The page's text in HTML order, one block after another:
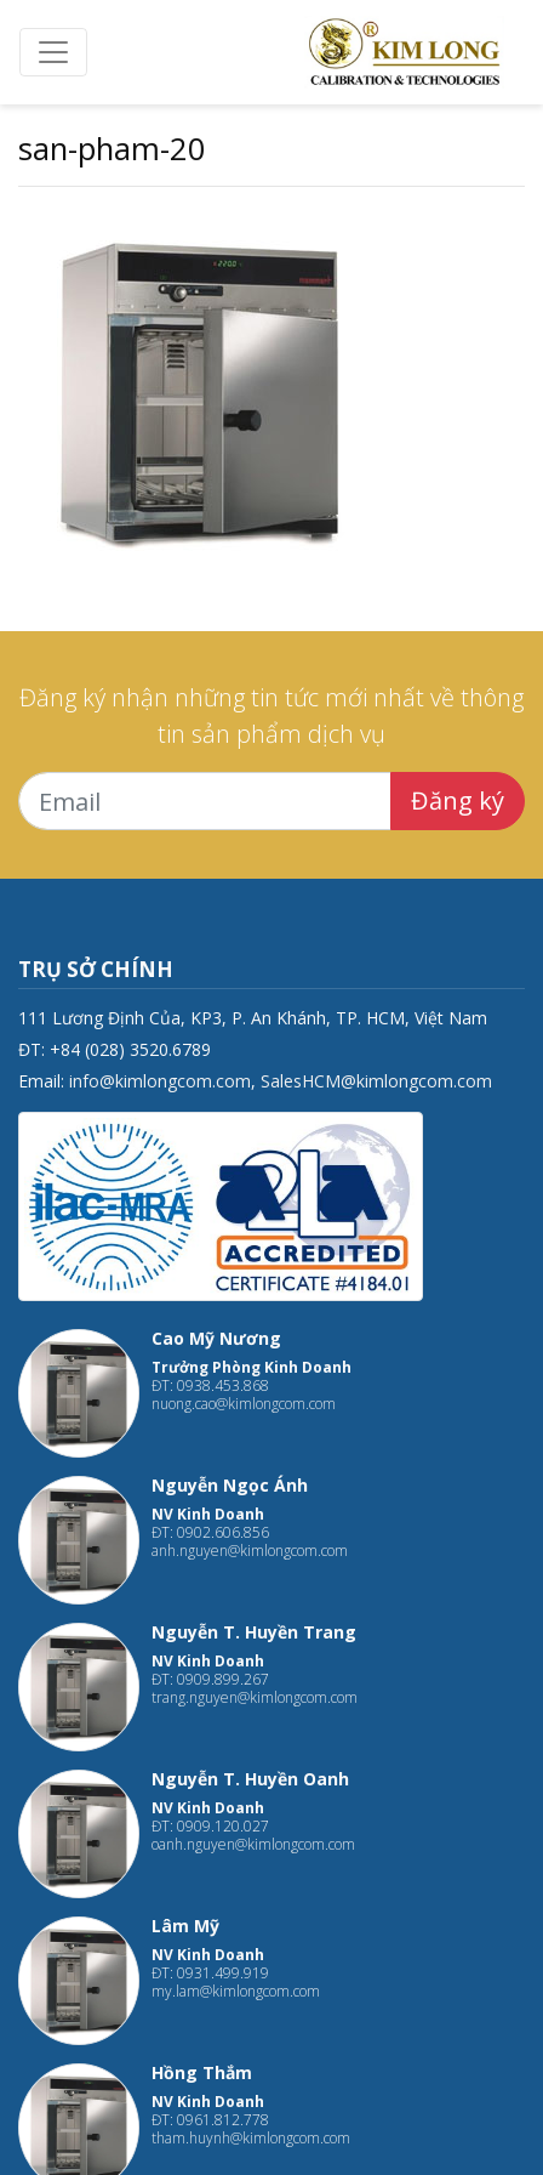
HomeNhiệt độ / Độ ẩm
san-pham-20
Đăng ký nhận những tin tức mới nhất về thông
tin sản phẩm dịch vụ
Đăng ký
TRỤ SỞ CHÍNH
111 Lương Định Của, KP3, P. An Khánh, TP. HCM, Việt Nam
ĐT: +84 (028) 3520.6789
Email: info@kimlongcom.com, SalesHCM@kimlongcom.com
Cao Mỹ Nương
Trưởng Phòng Kinh Doanh
ĐT: 0938.453.868
nuong.cao@kimlongcom.com
Nguyễn Ngọc Ánh
NV Kinh Doanh
ĐT: 0902.606.856
anh.nguyen@kimlongcom.com
Nguyễn T. Huyền Trang
NV Kinh Doanh
ĐT: 0909.899.267
trang.nguyen@kimlongcom.com
Nguyễn T. Huyền Oanh
NV Kinh Doanh
ĐT: 0909.120.027
oanh.nguyen@kimlongcom.com
Lâm Mỹ
NV Kinh Doanh
ĐT: 0931.499.919
my.lam@kimlongcom.com
Hồng Thắm
NV Kinh Doanh
ĐT: 0961.812.778
tham.huynh@kimlongcom.com